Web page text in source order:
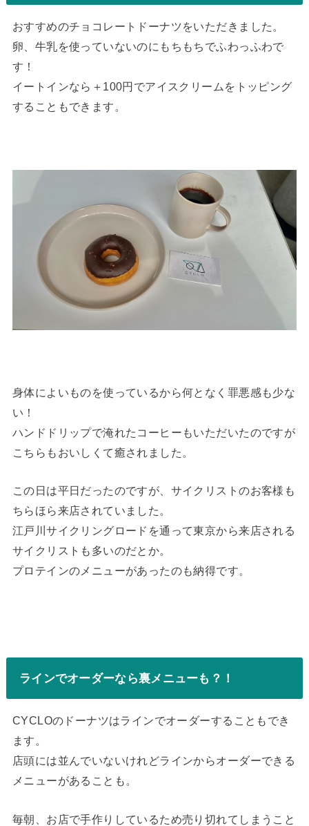
おすすめのチョコレートドーナツをいただきました。
卵、牛乳を使っていないのにもちもちでふわっふわで
す！
イートインなら＋100円でアイスクリームをトッピング
することもできます。
身体によいものを使っているから何となく罪悪感も少な
い！
ハンドドリップで淹れたコーヒーもいただいたのですが
こちらもおいしくて癒されました。
この日は平日だったのですが、サイクリストのお客様も
ちらほら来店されていました。
江戸川サイクリングロードを通って東京から来店される
サイクリストも多いのだとか。
プロテインのメニューがあったのも納得です。
ラインでオーダーなら裏メニューも？！
CYCLOのドーナツはラインでオーダーすることもでき
ます。
店頭には並んでいないけれどラインからオーダーできる
メニューがあることも。
毎朝、お店で手作りしているため売り切れてしまうこと